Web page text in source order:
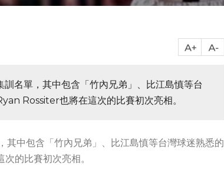
名單，其中包含「竹內兄弟」、比江島慎等台
Rossiter也將在這次的比賽初次亮相。
其中包含「竹內兄弟」、比江島慎等台灣球迷熟悉的
的比賽初次亮相。